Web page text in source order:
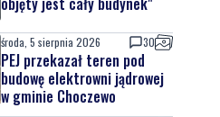
środa, 5 sierpnia 2026 30
PEJ przekazał teren pod
budowę elektrowni jądrowej
w gminie Choczewo